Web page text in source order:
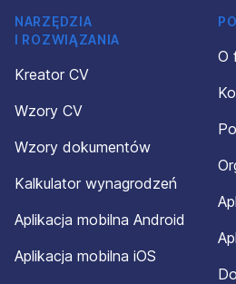
NARZĘDZIA
I ROZWIĄZANIA
Kreator CV
Wzory CV
Wzory dokumentów
Kalkulator wynagrodzeń
Aplikacja mobilna Android
Aplikacja mobilna iOS
O